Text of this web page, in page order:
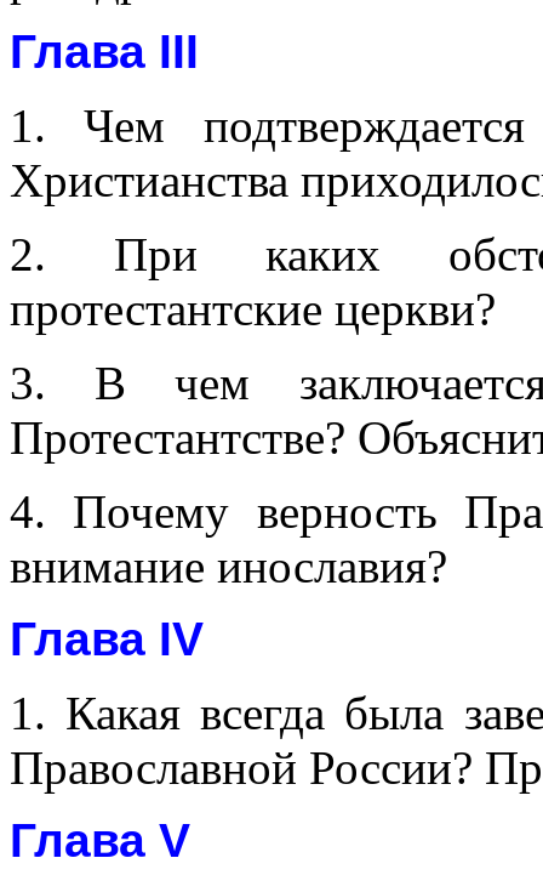
Глава III
1. Чем
Христианства
2. При каких
протестантские церкви?
3. В чем
Протестантстве?
4. Почему верность
внимание инославия?
Глава IV
1. Какая всегда была
Православной России?
Глава V